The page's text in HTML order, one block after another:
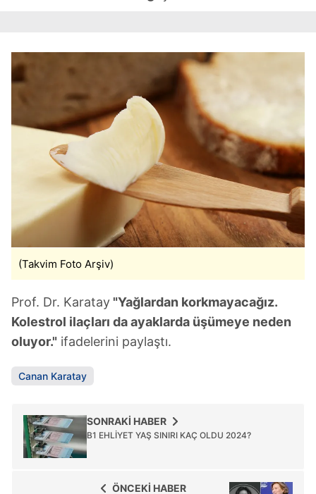
vasıtasıyla belirleyebilirsiniz. Çerezlere ilişkin detaylı bilgi
için Ayarlar butonuna tıklayabilir,Çerez Bilgilendirme
Metnimizi
6698 sayılı Kişisel Verilerin Korunması Kanunu uyarınca
hazırlanmış Aydınlatma Metnimizi okumak ve sitemizde
ilgili mevzuata uygun olarak kullanılan çerezlerle ilgili bilgi
almak için lütfen
.
(Takvim Foto Arşiv)
Prof. Dr. Karatay "Yağlardan korkmayacağız.
Kolestrol ilaçları da ayaklarda üşümeye neden
oluyor." ifadelerini paylaştı.
Canan Karatay
SONRAKİ HABER
B1 EHLİYET YAŞ SINIRI KAÇ OLDU 2024?
ÖNCEKİ HABER